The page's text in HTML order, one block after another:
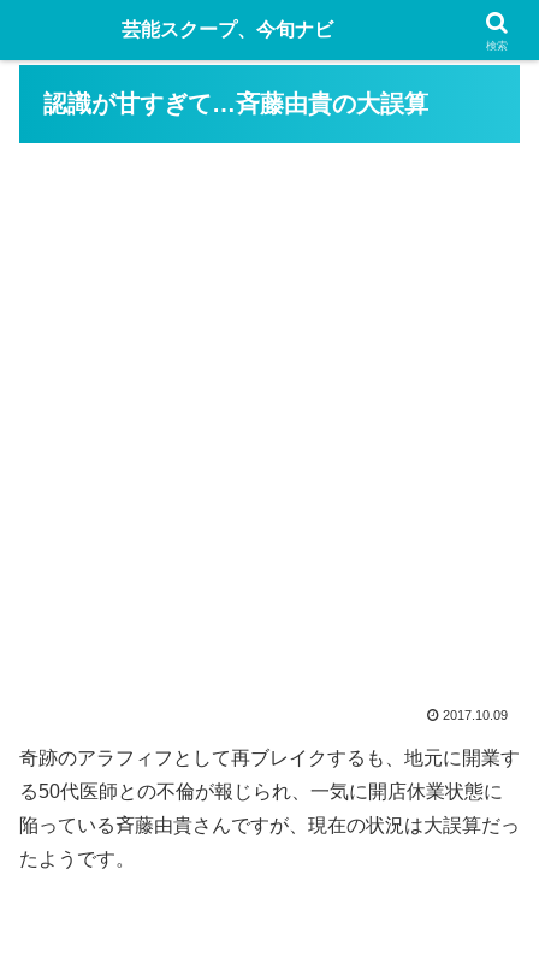
認識が甘すぎて…斉藤由貴の大誤算
2017.10.09
奇跡のアラフィフとして再ブレイクするも、地元に開業す
る50代医師との不倫が報じられ、一気に開店休業状態に
陥っている斉藤由貴さんですが、現在の状況は大誤算だっ
たようです。
芸能スクープ、今旬ナビ
検索